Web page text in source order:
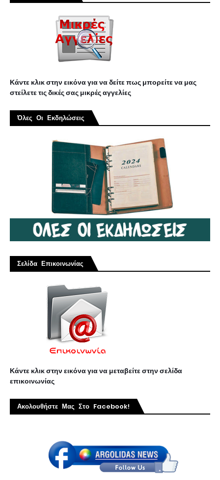
Κάντε κλικ στην εικόνα για να δείτε πως μπορείτε να μας
στείλετε τις δικές σας μικρές αγγελίες
Όλες Οι Εκδηλώσεις
Σελίδα Επικοινωνίας
Κάντε κλικ στην εικόνα για να μεταβείτε στην σελίδα
επικοινωνίας
Ακολουθήστε Μας Στο Facebook!